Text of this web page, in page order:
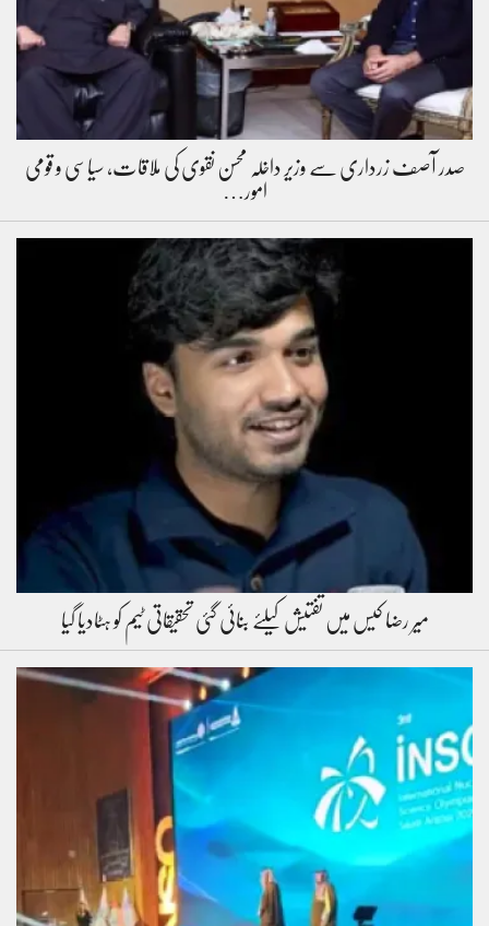
صدر آصف زرداری سے وزیر داخلہ محسن نقوی کی ملاقات، سیاسی و قومی
امور…
میر رضا کیس میں تفتیش کیلئے بنائی گئی تحقیقاتی ٹیم کو ہٹادیا گیا